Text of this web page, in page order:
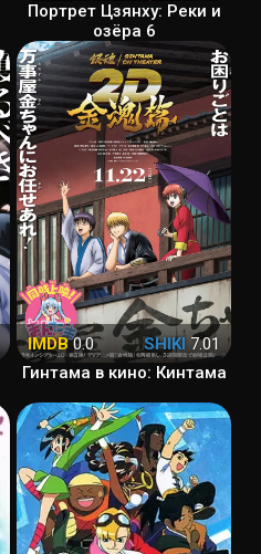
Портрет Цзянху: Реки и
озёра 6
IMDB0.0 SHIKI 7.01
Гинтама в кино: Кинтама